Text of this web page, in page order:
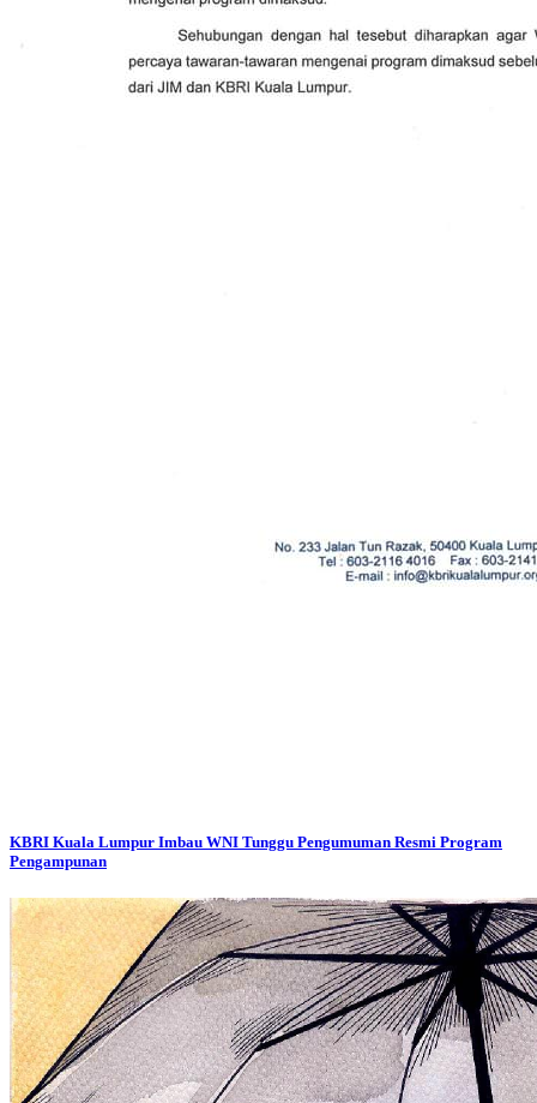
KBRI Kuala Lumpur Imbau WNI Tunggu Pengumuman Resmi Program
Pengampunan